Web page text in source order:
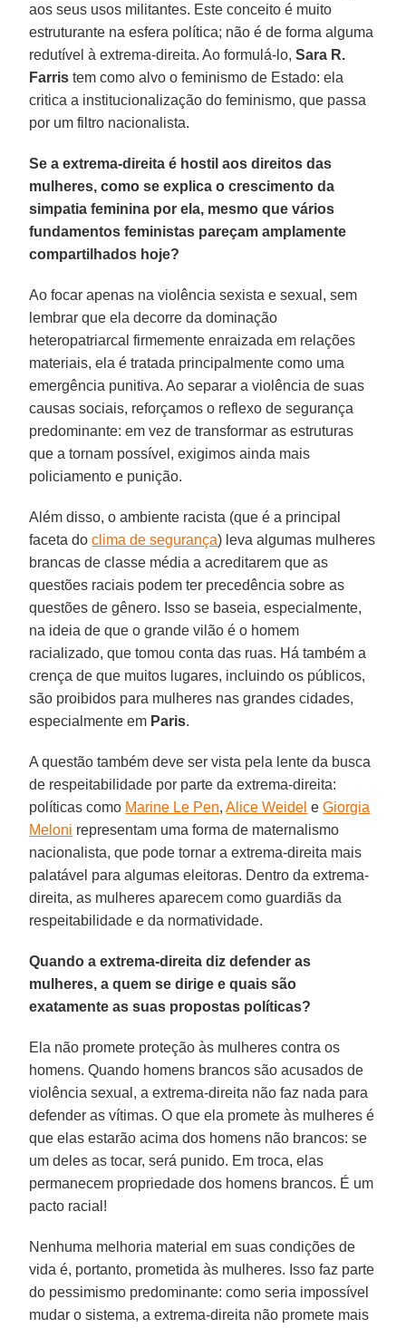
aos seus usos militantes. Este conceito é muito
estruturante na esfera política; não é de forma alguma
redutível à extrema-direita. Ao formulá-lo,Sara R.
Farris tem como alvo o feminismo de Estado: ela
critica a institucionalização do feminismo, que passa
por um filtro nacionalista.
Se a extrema-direita é hostil aos direitos das
mulheres, como se explica o crescimento da
simpatia feminina por ela, mesmo que vários
fundamentos feministas pareçam amplamente
compartilhados hoje?
Ao focar apenas na violência sexista e sexual, sem
lembrar que ela decorre da dominação
heteropatriarcal firmemente enraizada em relações
materiais, ela é tratada principalmente como uma
emergência punitiva. Ao separar a violência de suas
causas sociais, reforçamos o reflexo de segurança
predominante: em vez de transformar as estruturas
que a tornam possível, exigimos ainda mais
policiamento e punição.
Além disso, o ambiente racista (que é a principal
faceta doclima de segurança) leva algumas mulheres
brancas de classe média a acreditarem que as
questões raciais podem ter precedência sobre as
questões de gênero. Isso se baseia, especialmente,
na ideia de que o grande vilão é o homem
racializado, que tomou conta das ruas. Há também a
crença de que muitos lugares, incluindo os públicos,
são proibidos para mulheres nas grandes cidades,
especialmente em Paris.
A questão também deve ser vista pela lente da busca
de respeitabilidade por parte da extrema-direita:
políticas como Marine Le Pen,Alice Weidel eGiorgia
Meloni representam uma forma de maternalismo
nacionalista, que pode tornar a extrema-direita mais
palatável para algumas eleitoras. Dentro da extrema-
direita, as mulheres aparecem como guardiãs da
respeitabilidade e da normatividade.
Quando a extrema-direita diz defender as
mulheres, a quem se dirige e quais são
exatamente as suas propostas políticas?
Ela não promete proteção às mulheres contra os
homens. Quando homens brancos são acusados de
violência sexual, a extrema-direita não faz nada para
defender as vítimas. O que ela promete às mulheres é
que elas estarão acima dos homens não brancos: se
um deles as tocar, será punido. Em troca, elas
permanecem propriedade dos homens brancos. É um
pacto racial!
Nenhuma melhoria material em suas condições de
vida é, portanto, prometida às mulheres. Isso faz parte
do pessimismo predominante: como seria impossível
mudar o sistema, a extrema-direita não promete mais